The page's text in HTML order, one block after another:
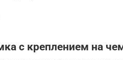
с креплением на